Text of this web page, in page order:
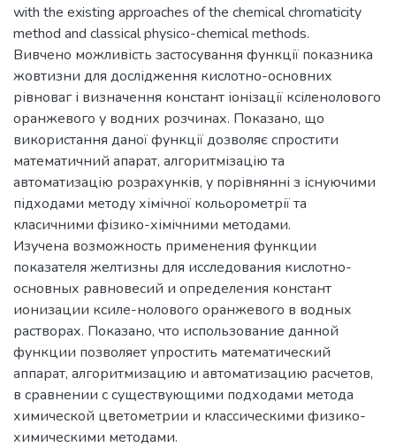
with the existing approaches of the chemical chromaticity
method and classical physico-chemical methods.
Вивчено можливість застосування функції показника
жовтизни для дослідження кислотно-основних
рівноваг і визначення констант іонізації ксіленолового
оранжевого у водних розчинах. Показано, що
використання даної функції дозволяє спростити
математичний апарат, алгоритмізацію та
автоматизацію розрахунків, у порівнянні з існуючими
підходами методу хімічної кольорометрії та
класичними фізико-хімічними методами.
Изучена возможность применения функции
показателя желтизны для исследования кислотно-
основных равновесий и определения констант
ионизации ксиле-нолового оранжевого в водных
растворах. Показано, что использование данной
функции позволяет упростить математический
аппарат, алгоритмизацию и автоматизацию расчетов,
в сравнении с существующими подходами метода
химической цветометрии и классическими физико-
химическими методами.